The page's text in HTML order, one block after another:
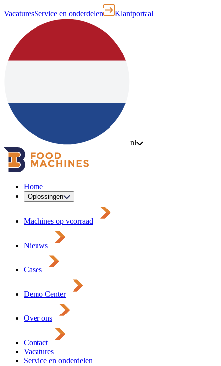
VacaturesService en onderdelen Klantportaal
nl
Home
Oplossingen
Machines op voorraad
Nieuws
Cases
Demo Center
Over ons
Contact
Vacatures
Service en onderdelen